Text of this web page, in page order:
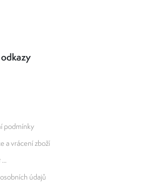
podmínky
a vrácení zboží
údajů